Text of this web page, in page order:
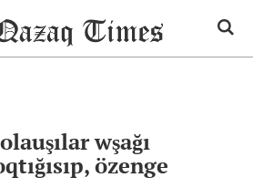
wşağı
özenge